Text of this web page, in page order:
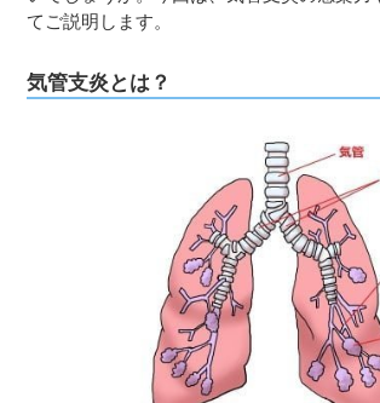
出産
０歳児
てご説明します。
気管支炎とは？